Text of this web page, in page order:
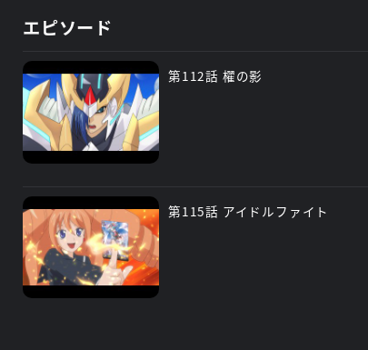
エピソード
第112話 櫂の影
第115話 アイドルファイト